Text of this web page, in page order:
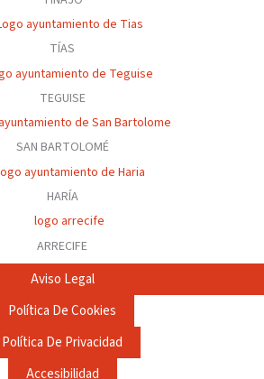
TÍAS
TEGUISE
SAN BARTOLOMÉ
HARÍA
ARRECIFE
Aviso Legal
Política De Cookies
Política De Privacidad
Accesibilidad